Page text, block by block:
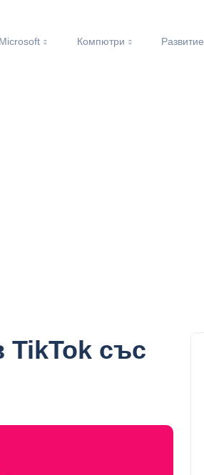
Microsoft Компютри Развитие
TikTok със